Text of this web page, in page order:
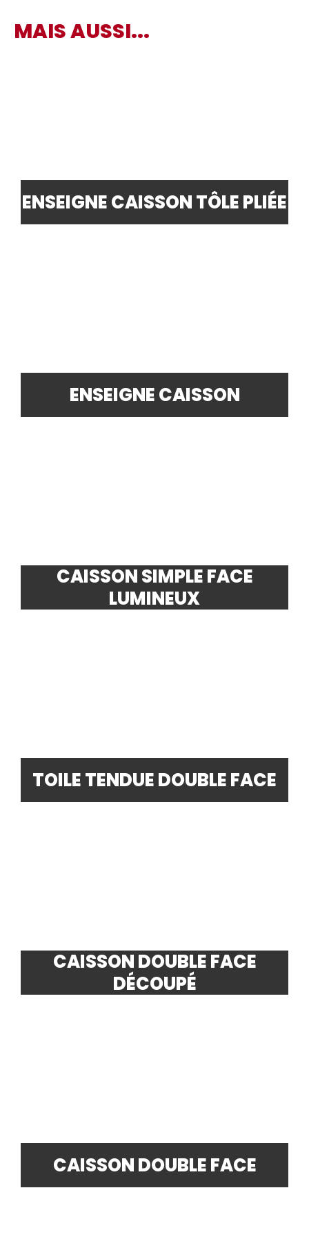
MAIS AUSSI...
ENSEIGNE CAISSON TÔLE PLIÉE
ENSEIGNE CAISSON
CAISSON SIMPLE FACE
LUMINEUX
TOILE TENDUE DOUBLE FACE
CAISSON DOUBLE FACE
DÉCOUPÉ
CAISSON DOUBLE FACE